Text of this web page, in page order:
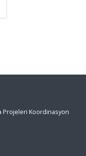
Projeleri Koordinasyon